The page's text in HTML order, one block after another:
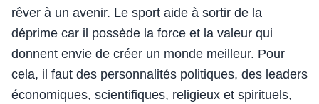
rêver à un avenir. Le sport aide à sortir de la
déprime car il possède la force et la valeur qui
donnent envie de créer un monde meilleur. Pour
cela, il faut des personnalités politiques, des leaders
économiques, scientifiques, religieux et spirituels,